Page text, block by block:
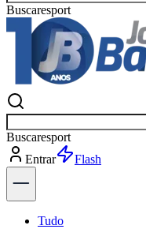
Buscarpolítica
Buscarpolítica
Entrar
Explorar
Tudo